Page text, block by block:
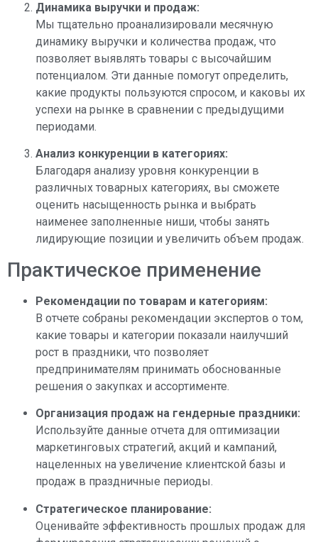
Динамика выручки и продаж:
Мы тщательно проанализировали месячную
динамику выручки и количества продаж, что
позволяет выявлять товары с высочайшим
потенциалом. Эти данные помогут определить,
какие продукты пользуются спросом, и каковы их
успехи на рынке в сравнении с предыдущими
периодами.
Анализ конкуренции в категориях:
Благодаря анализу уровня конкуренции в
различных товарных категориях, вы сможете
оценить насыщенность рынка и выбрать
наименее заполненные ниши, чтобы занять
лидирующие позиции и увеличить объем продаж.
Практическое применение
Рекомендации по товарам и категориям:
В отчете собраны рекомендации экспертов о том,
какие товары и категории показали наилучший
рост в праздники, что позволяет
предпринимателям принимать обоснованные
решения о закупках и ассортименте.
Организация продаж на гендерные праздники:
Используйте данные отчета для оптимизации
маркетинговых стратегий, акций и кампаний,
нацеленных на увеличение клиентской базы и
продаж в праздничные периоды.
Стратегическое планирование:
Оценивайте эффективность прошлых продаж для